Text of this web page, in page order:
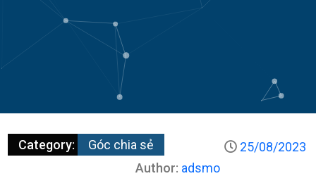
Category: Góc chia sẻ
25/08/2023
Author: adsmo